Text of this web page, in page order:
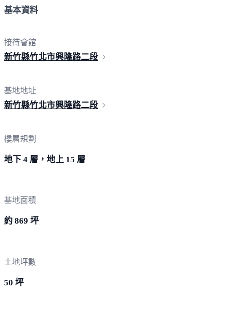
基本資料
接待會館
新竹縣竹北市興隆路二段
基地地址
新竹縣竹北市興隆路二段
樓層規劃
地下 4 層，地上 15 層
基地面積
約 869 坪
土地坪數
50 坪